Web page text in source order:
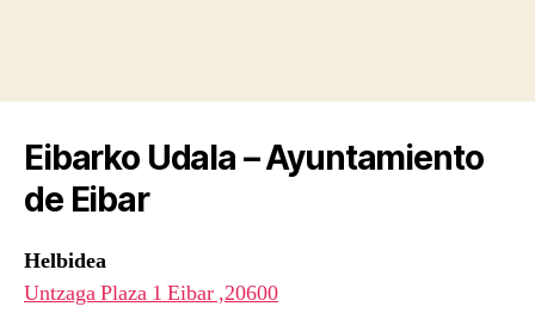
Eibarko Udala – Ayuntamiento
de Eibar
Helbidea
Untzaga Plaza 1 Eibar ,20600